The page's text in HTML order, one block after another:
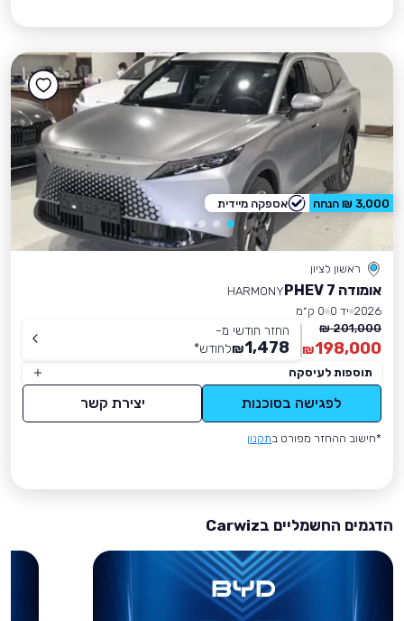
ראשון לציון
אומודה 7 PHEV
HARMONY
2026 יד 0
0 ק״מ
201,000 ₪
198,000
₪
החזר חודשי מ-
1,478
₪לחודש*
תוספות לעיסקה
לפגישה בסוכנות יצירת קשר
*חישוב ההחזר מפורט בתקנון
3,000 ₪ הנחה אספקה מיידית
הדגמים החשמליים בCarwiz